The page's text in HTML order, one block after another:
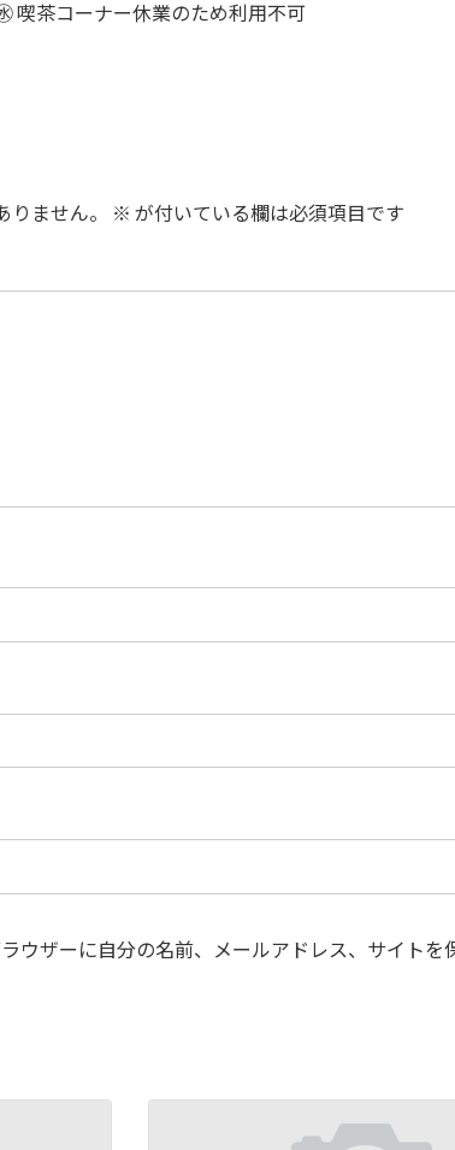
喫茶コーナー休業のため利用不可
ません。 ※ が付いている欄は必須項目です
ウザーに自分の名前、メールアドレス、サイトを